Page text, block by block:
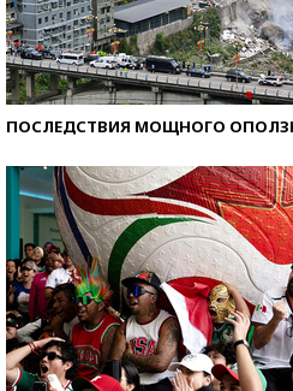
ПОСЛЕДСТВИЯ МОЩНОГО